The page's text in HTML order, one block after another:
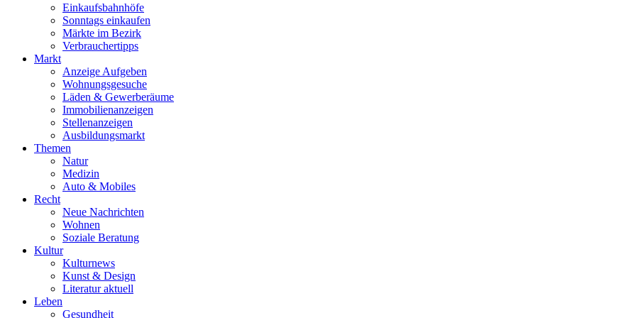
Einkaufsbahnhöfe
Sonntags einkaufen
Märkte im Bezirk
Verbrauchertipps
Markt
Anzeige Aufgeben
Wohnungsgesuche
Läden & Gewerberäume
Immobilienanzeigen
Stellenanzeigen
Ausbildungsmarkt
Themen
Natur
Medizin
Auto & Mobiles
Recht
Neue Nachrichten
Wohnen
Soziale Beratung
Kultur
Kulturnews
Kunst & Design
Literatur aktuell
Leben
Gesundheit